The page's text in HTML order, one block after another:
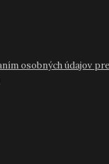
osobných údajov